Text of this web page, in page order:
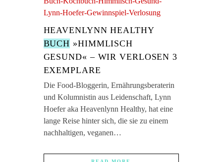
HEAVENLYNN HEALTHY
BUCH »HIMMLISCH
GESUND« – WIR VERLOSEN 3
EXEMPLARE
Die Food-Bloggerin, Ernährungsberaterin
und Kolumnistin aus Leidenschaft, Lynn
Hoefer aka Heavenlynn Healthy, hat eine
lange Reise hinter sich, die sie zu einem
nachhaltigen, veganen…